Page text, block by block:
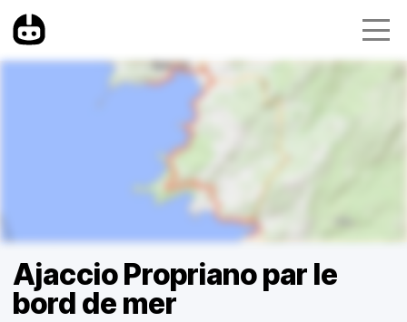
Ajaccio Propriano par le
bord de mer